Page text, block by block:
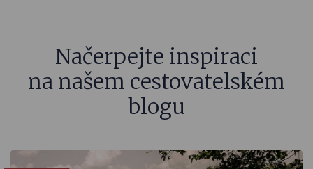
Načerpejte inspiraci
na našem cestovatelském
blogu